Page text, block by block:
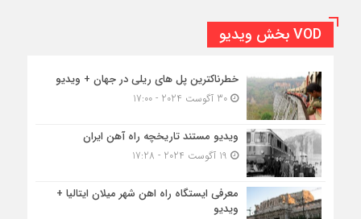
VOD بخش ویدیو
خطرناکترین پل های ریلی در جهان + ویدیو
30 آگوست 2024 - 17:00
ویدیو مستند تاریخچه راه آهن ایران
معرفی ایستگاه راه اهن شهر میلان ایتالیا +
ویدیو